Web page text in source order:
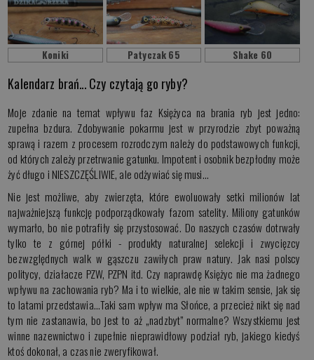
Koniki Patyczak 65 Shake 60
Kalendarz brań... Czy czytają go ryby?
Moje zdanie na temat wpływu faz Księżyca na brania ryb jest jedno:
zupełna bzdura. Zdobywanie pokarmu jest w przyrodzie zbyt poważną
sprawą i razem z procesem rozrodczym należy do podstawowych funkcji,
od których zależy przetrwanie gatunku. Impotent i osobnik bezpłodny może
żyć długo i NIESZCZĘŚLIWIE, ale odżywiać się musi…
Nie jest możliwe, aby zwierzęta, które ewoluowały setki milionów lat
najważniejszą funkcję podporządkowały fazom satelity. Miliony gatunków
wymarło, bo nie potrafiły się przystosować. Do naszych czasów dotrwały
tylko te z górnej półki - produkty naturalnej selekcji i zwycięzcy
bezwzględnych walk w gąszczu zawiłych praw natury. Jak nasi polscy
politycy, działacze PZW, PZPN itd. Czy naprawdę Księżyc nie ma żadnego
wpływu na zachowania ryb? Ma i to wielkie, ale nie w takim sensie, jak się
to latami przedstawia…Taki sam wpływ ma Słońce, a przecież nikt się nad
tym nie zastanawia, bo jest to aż „nadzbyt” normalne? Wszystkiemu jest
winne nazewnictwo i zupełnie nieprawidłowy podział ryb, jakiego kiedyś
ktoś dokonał, a czas nie zweryfikował.